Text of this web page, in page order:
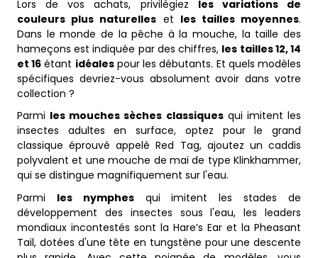
Lors de vos achats, privilégiez les variations de
couleurs plus naturelles et les tailles moyennes.
Dans le monde de la pêche à la mouche, la taille des
hameçons est indiquée par des chiffres, les tailles 12, 14
et 16 étant idéalespour les débutants. Et quels modèles
spécifiques devriez-vous absolument avoir dans votre
collection ?
Parmi les mouches sèches classiquesqui imitent les
insectes adultes en surface, optez pour le grand
classique éprouvé appelé Red Tag, ajoutez un caddis
polyvalent et une mouche de mai de type Klinkhammer,
qui se distingue magnifiquement sur l'eau.
Parmi les nymphesqui imitent les stades de
développement des insectes sous l'eau, les leaders
mondiaux incontestés sont la Hare’s Ear et la Pheasant
Tail, dotées d'une tête en tungstène pour une descente